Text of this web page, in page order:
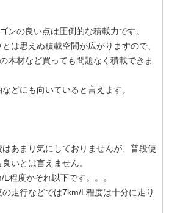
ンの良い点は圧倒的な積載力です。
は思えぬ積載空間が広がりますので、
木材など買っても問題なく積載できま
どにも向いていると言えます。
あまり気にしておりませんが、普段使
いとは言えません。
程度かそれ以下です。。。
走行などでは7km/L程度は十分に走り